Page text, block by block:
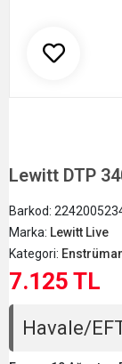
Lewitt DTP
Barkod:
Marka: Lewitt Live
Kategori:
7.125 TL
Havale/